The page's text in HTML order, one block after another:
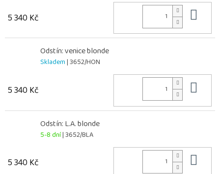
5 340 Kč
Odstín: venice blonde
Skladem| 3652/HON
5 340 Kč
Odstín: L.A. blonde
5-8 dní| 3652/BLA
5 340 Kč